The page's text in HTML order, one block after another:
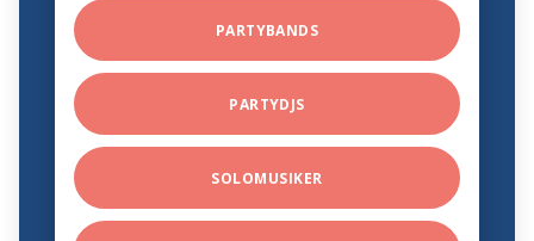
PARTYBANDS
PARTYDJS
SOLOMUSIKER